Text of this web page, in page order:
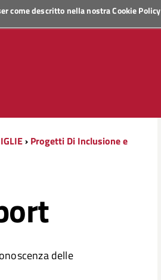
come descritto nella nostraCookie Policy
› Progetti Di Inclusione e
delle